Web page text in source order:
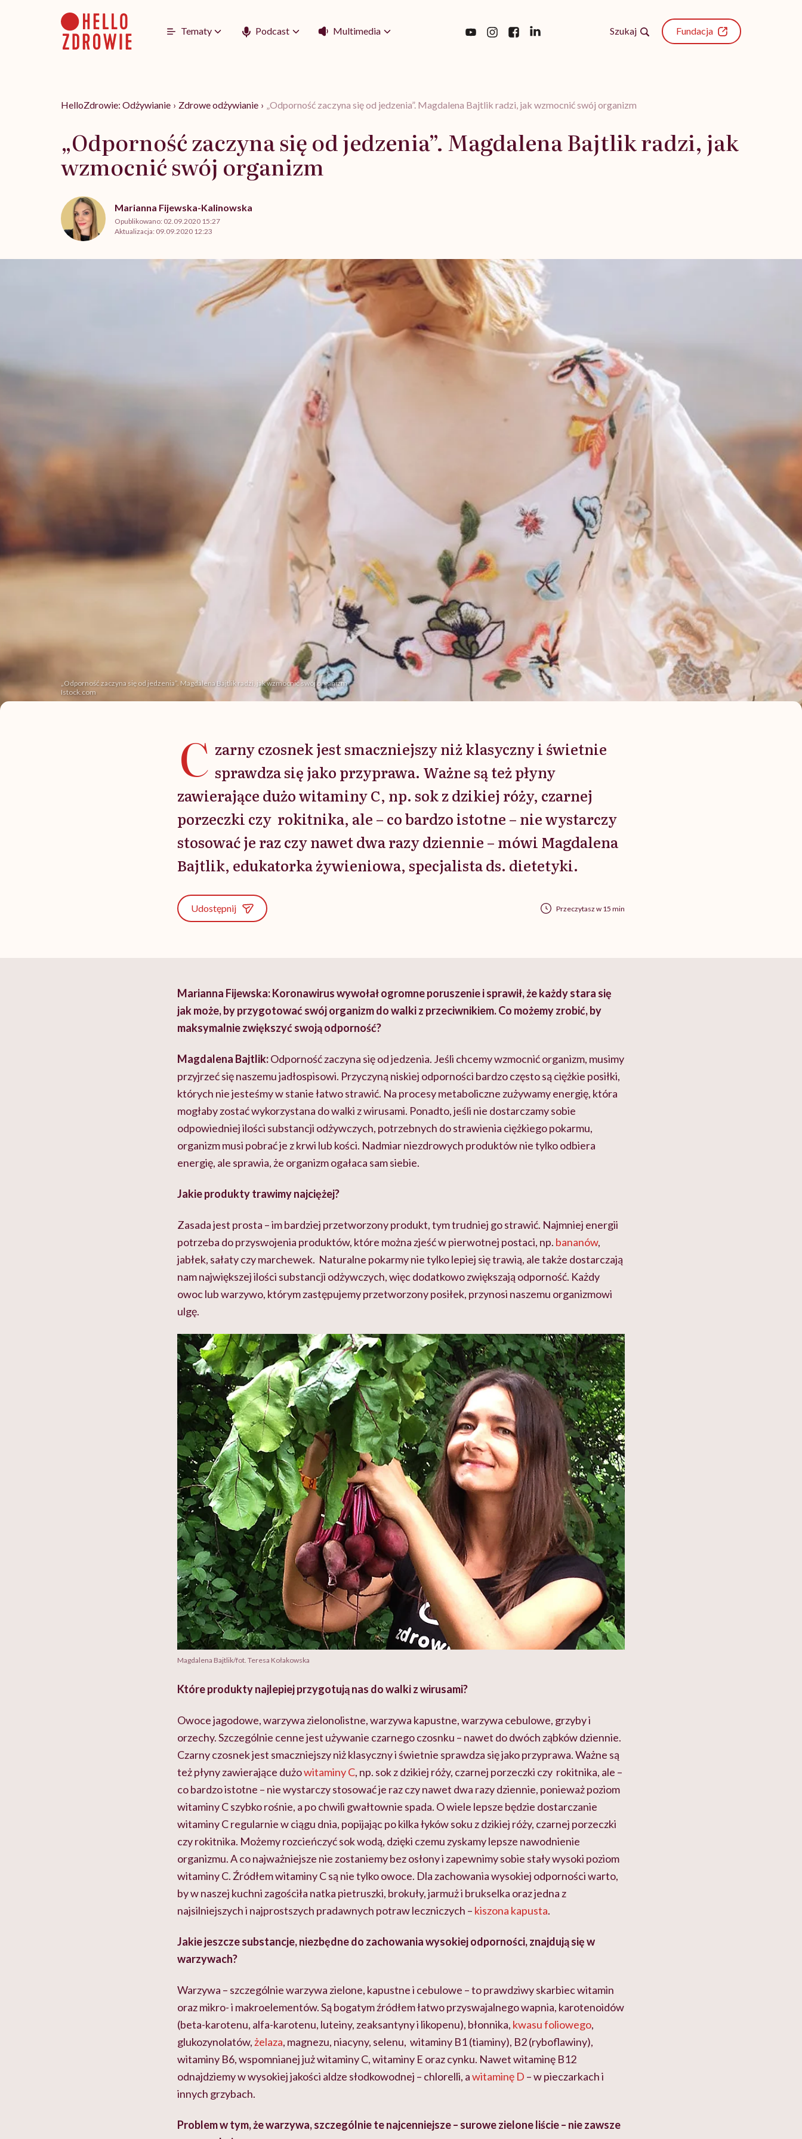
Tematy Podcast Multimedia Szukaj Fundacja
HelloZdrowie: Odżywianie › Zdrowe odżywianie › „Odporność zaczyna się od jedzenia”. Magdalena Bajtlik radzi, jak wzmocnić swój organizm
„Odporność zaczyna się od jedzenia”. Magdalena Bajtlik radzi, jak
wzmocnić swój organizm
Marianna Fijewska-Kalinowska
Opublikowano: 02.09.2020 15:27
Aktualizacja: 09.09.2020 12:23
„Odporność zaczyna się od jedzenia”. Magdalena Bajtlik radzi, jak wzmocnić swój organizm
Istock.com
C zarny czosnek jest smaczniejszy niż klasyczny i świetnie
sprawdza się jako przyprawa. Ważne są też płyny
zawierające dużo witaminy C, np. sok z dzikiej róży, czarnej
porzeczki czy rokitnika, ale – co bardzo istotne – nie wystarczy
stosować je raz czy nawet dwa razy dziennie – mówi Magdalena
Bajtlik, edukatorka żywieniowa, specjalista ds. dietetyki.
Udostępnij Przeczytasz w 15 min
Marianna Fijewska: Koronawirus wywołał ogromne poruszenie i sprawił, że każdy stara się
jak może, by przygotować swój organizm do walki z przeciwnikiem. Co możemy zrobić, by
maksymalnie zwiększyć swoją odporność?
Magdalena Bajtlik:Odporność zaczyna się od jedzenia. Jeśli chcemy wzmocnić organizm, musimy
przyjrzeć się naszemu jadłospisowi. Przyczyną niskiej odporności bardzo często są ciężkie posiłki,
których nie jesteśmy w stanie łatwo strawić. Na procesy metaboliczne zużywamy energię, która
mogłaby zostać wykorzystana do walki z wirusami. Ponadto, jeśli nie dostarczamy sobie
odpowiedniej ilości substancji odżywczych, potrzebnych do strawienia ciężkiego pokarmu,
organizm musi pobrać je z krwi lub kości. Nadmiar niezdrowych produktów nie tylko odbiera
energię, ale sprawia, że organizm ogałaca sam siebie.
Jakie produkty trawimy najciężej?
Zasada jest prosta – im bardziej przetworzony produkt, tym trudniej go strawić. Najmniej energii
potrzeba do przyswojenia produktów, które można zjeść w pierwotnej postaci, np. bananów,
jabłek, sałaty czy marchewek. Naturalne pokarmy nie tylko lepiej się trawią, ale także dostarczają
nam największej ilości substancji odżywczych, więc dodatkowo zwiększają odporność. Każdy
owoc lub warzywo, którym zastępujemy przetworzony posiłek, przynosi naszemu organizmowi
ulgę.
Magdalena Bajtlik/fot. Teresa Kołakowska
Które produkty najlepiej przygotują nas do walki z wirusami?
Owoce jagodowe, warzywa zielonolistne, warzywa kapustne, warzywa cebulowe, grzyby i
orzechy. Szczególnie cenne jest używanie czarnego czosnku – nawet do dwóch ząbków dziennie.
Czarny czosnek jest smaczniejszy niż klasyczny i świetnie sprawdza się jako przyprawa. Ważne są
też płyny zawierające dużowitaminy C, np. sok z dzikiej róży, czarnej porzeczki czy rokitnika, ale –
co bardzo istotne – nie wystarczy stosować je raz czy nawet dwa razy dziennie, ponieważ poziom
witaminy C szybko rośnie, a po chwili gwałtownie spada. O wiele lepsze będzie dostarczanie
witaminy C regularnie w ciągu dnia, popijając po kilka łyków soku z dzikiej róży, czarnej porzeczki
czy rokitnika. Możemy rozcieńczyć sok wodą, dzięki czemu zyskamy lepsze nawodnienie
organizmu. A co najważniejsze nie zostaniemy bez osłony i zapewnimy sobie stały wysoki poziom
witaminy C. Źródłem witaminy C są nie tylko owoce. Dla zachowania wysokiej odporności warto,
by w naszej kuchni zagościła natka pietruszki, brokuły, jarmuż i brukselka oraz jedna z
najsilniejszych i najprostszych pradawnych potraw leczniczych – kiszona kapusta.
Jakie jeszcze substancje, niezbędne do zachowania wysokiej odporności, znajdują się w
warzywach?
Warzywa – szczególnie warzywa zielone, kapustne i cebulowe – to prawdziwy skarbiec witamin
oraz mikro- i makroelementów. Są bogatym źródłem łatwo przyswajalnego wapnia, karotenoidów
(beta-karotenu, alfa-karotenu, luteiny, zeaksantyny i likopenu), błonnika, kwasu foliowego,
glukozynolatów, żelaza, magnezu, niacyny, selenu, witaminy B1 (tiaminy), B2 (ryboflawiny),
witaminy B6, wspomnianej już witaminy C, witaminy E oraz cynku. Nawet witaminę B12
odnajdziemy w wysokiej jakości aldze słodkowodnej – chlorelli, awitaminę D – w pieczarkach i
innych grzybach.
Problem w tym, że warzywa, szczególnie te najcenniejsze – surowe zielone liście – nie zawsze